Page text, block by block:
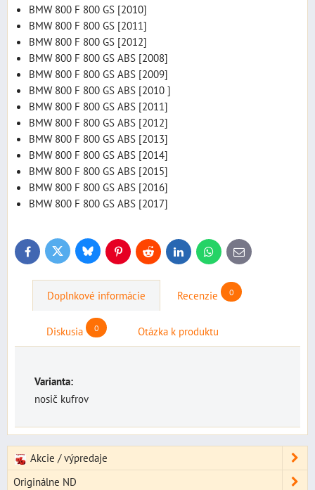
BMW 800 F 800 GS [2010]
BMW 800 F 800 GS [2011]
BMW 800 F 800 GS [2012]
BMW 800 F 800 GS ABS [2008]
BMW 800 F 800 GS ABS [2009]
BMW 800 F 800 GS ABS [2010 ]
BMW 800 F 800 GS ABS [2011]
BMW 800 F 800 GS ABS [2012]
BMW 800 F 800 GS ABS [2013]
BMW 800 F 800 GS ABS [2014]
BMW 800 F 800 GS ABS [2015]
BMW 800 F 800 GS ABS [2016]
BMW 800 F 800 GS ABS [2017]
FacebookTwitter BlueskyPinterestReddit LinkedInWhatsApp
E-
mail
Doplnkové informácie Recenzie 0
Diskusia 0 Otázka k produktu
Varianta:
nosič kufrov
Akcie / výpredaje
Originálne ND